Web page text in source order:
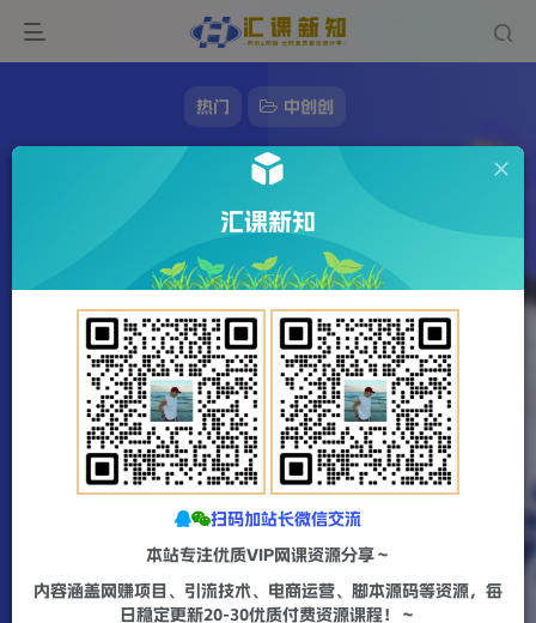
热门 中创创
搞笑段子的全新变现玩法，利用表情包，一个
月1w+没有问题【揭秘】
2023-12-23
1064
该作者已发布78165篇文章
汇课新知
扫码加站长微信交流
本站专注优质VIP网课资源分享～
内容涵盖网赚项目、引流技术、电商运营、脚本源码等资源，每
日稳定更新20-30优质付费资源课程！～